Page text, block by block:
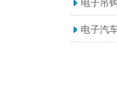
电子吊
电子汽